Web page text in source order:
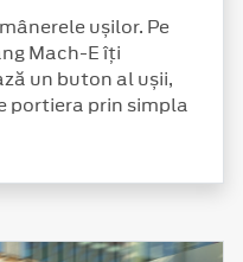
ușilor. Pe
Mach-E îți
un buton al ușii,
portiera prin simpla